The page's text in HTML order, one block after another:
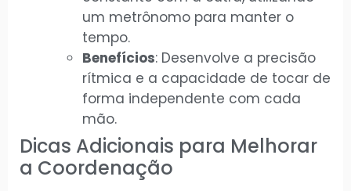
um metrônomo para manter o
tempo.
Benefícios: Desenvolve a precisão
rítmica e a capacidade de tocar de
forma independente com cada
mão.
Dicas Adicionais para Melhorar
a Coordenação